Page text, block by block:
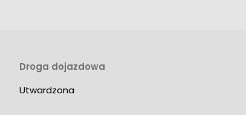
Droga dojazdowa
Utwardzona